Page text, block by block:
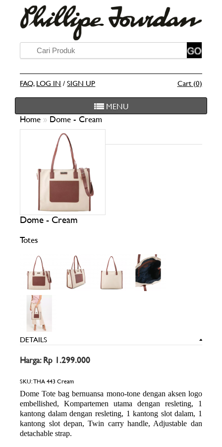
FAQ, LOG IN /SIGN UP Cart (0)
MENU
Home » Dome - Cream
Dome - Cream
Totes
DETAILS
Harga: Rp 1.299.000
SKU:THA 443 Cream
Dome Tote bag bernuansa mono-tone dengan aksen logo
embellished, Kompartemen utama dengan resleting, 1
kantong dalam dengan resleting, 1 kantong slot dalam, 1
kantong slot depan, Twin carry handle, Adjustable dan
detachable strap.